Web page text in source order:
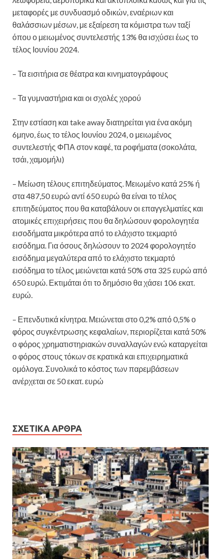
μεταφορές με συνδυασμό οδικών, εναέριων και
θαλάσσιων μέσων, με εξαίρεση τα κόμιστρα των ταξί
όπου ο μειωμένος συντελεστής 13% θα ισχύσει έως το
τέλος Ιουνίου 2024.
– Τα εισιτήρια σε θέατρα και κινηματογράφους
– Τα γυμναστήρια και οι σχολές χορού
Στην εστίαση και take away διατηρείται για ένα ακόμη
6μηνο, έως το τέλος Ιουνίου 2024, ο μειωμένος
συντελεστής ΦΠΑ στον καφέ, τα ροφήματα (σοκολάτα,
τσάι, χαμομήλι)
– Μείωση τέλους επιτηδεύματος. Μειωμένο κατά 25% ή
στα 487,50 ευρώ αντί 650 ευρώ θα είναι το τέλος
επιτηδεύματος που θα καταβάλουν οι επαγγελματίες και
ατομικές επιχειρήσεις που θα δηλώσουν φορολογητέα
εισοδήματα μικρότερα από το ελάχιστο τεκμαρτό
εισόδημα. Για όσους δηλώσουν το 2024 φορολογητέο
εισόδημα μεγαλύτερα από το ελάχιστο τεκμαρτό
εισόδημα το τέλος μειώνεται κατά 50% στα 325 ευρώ από
650 ευρώ. Εκτιμάται ότι το δημόσιο θα χάσει 106 εκατ.
ευρώ.
– Επενδυτικά κίνητρα. Μειώνεται στο 0,2% από 0,5% ο
φόρος συγκέντρωσης κεφαλαίων, περιορίζεται κατά 50%
ο φόρος χρηματιστηριακών συναλλαγών ενώ καταργείται
ο φόρος στους τόκων σε κρατικά και επιχειρηματικά
ομόλογα. Συνολικά το κόστος των παρεμβάσεων
ανέρχεται σε 50 εκατ. ευρώ
ΣΧΕΤΙΚΆ ΆΡΘΡΑ